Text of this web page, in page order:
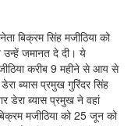
बिक्रम सिंह मजीठिया को
उन्हें जमानत दे दी। ये
करीब 9 महीने से आय से
ब्यास प्रमुख गुरिंदर सिंह
डेरा ब्यास प्रमुख ने वहां
मजीठिया को 25 जून को